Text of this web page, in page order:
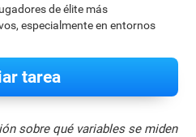
de élite más
especialmente en entornos
tarea
sobre qué variables se miden